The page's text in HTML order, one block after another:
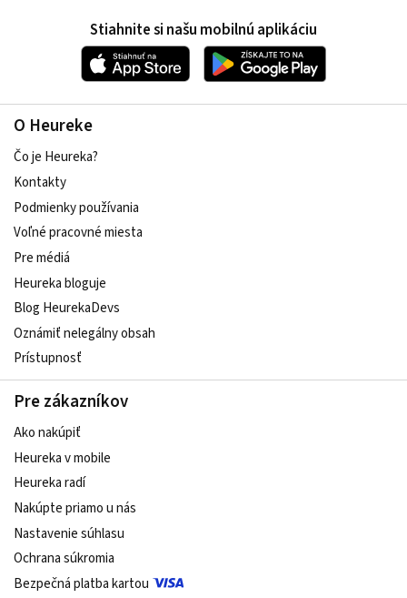
O Heureke
Čo je Heureka?
Kontakty
Podmienky používania
Voľné pracovné miesta
Pre médiá
Heureka bloguje
Blog HeurekaDevs
Oznámiť nelegálny obsah
Prístupnosť
Pre zákazníkov
Ako nakúpiť
Heureka v mobile
Heureka radí
Nakúpte priamo u nás
Nastavenie súhlasu
Ochrana súkromia
Bezpečná platba kartou
Stiahnite si našu mobilnú aplikáciu